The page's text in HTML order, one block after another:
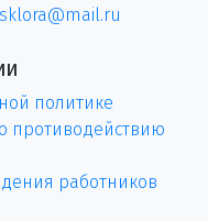
политике
противодействию
работников